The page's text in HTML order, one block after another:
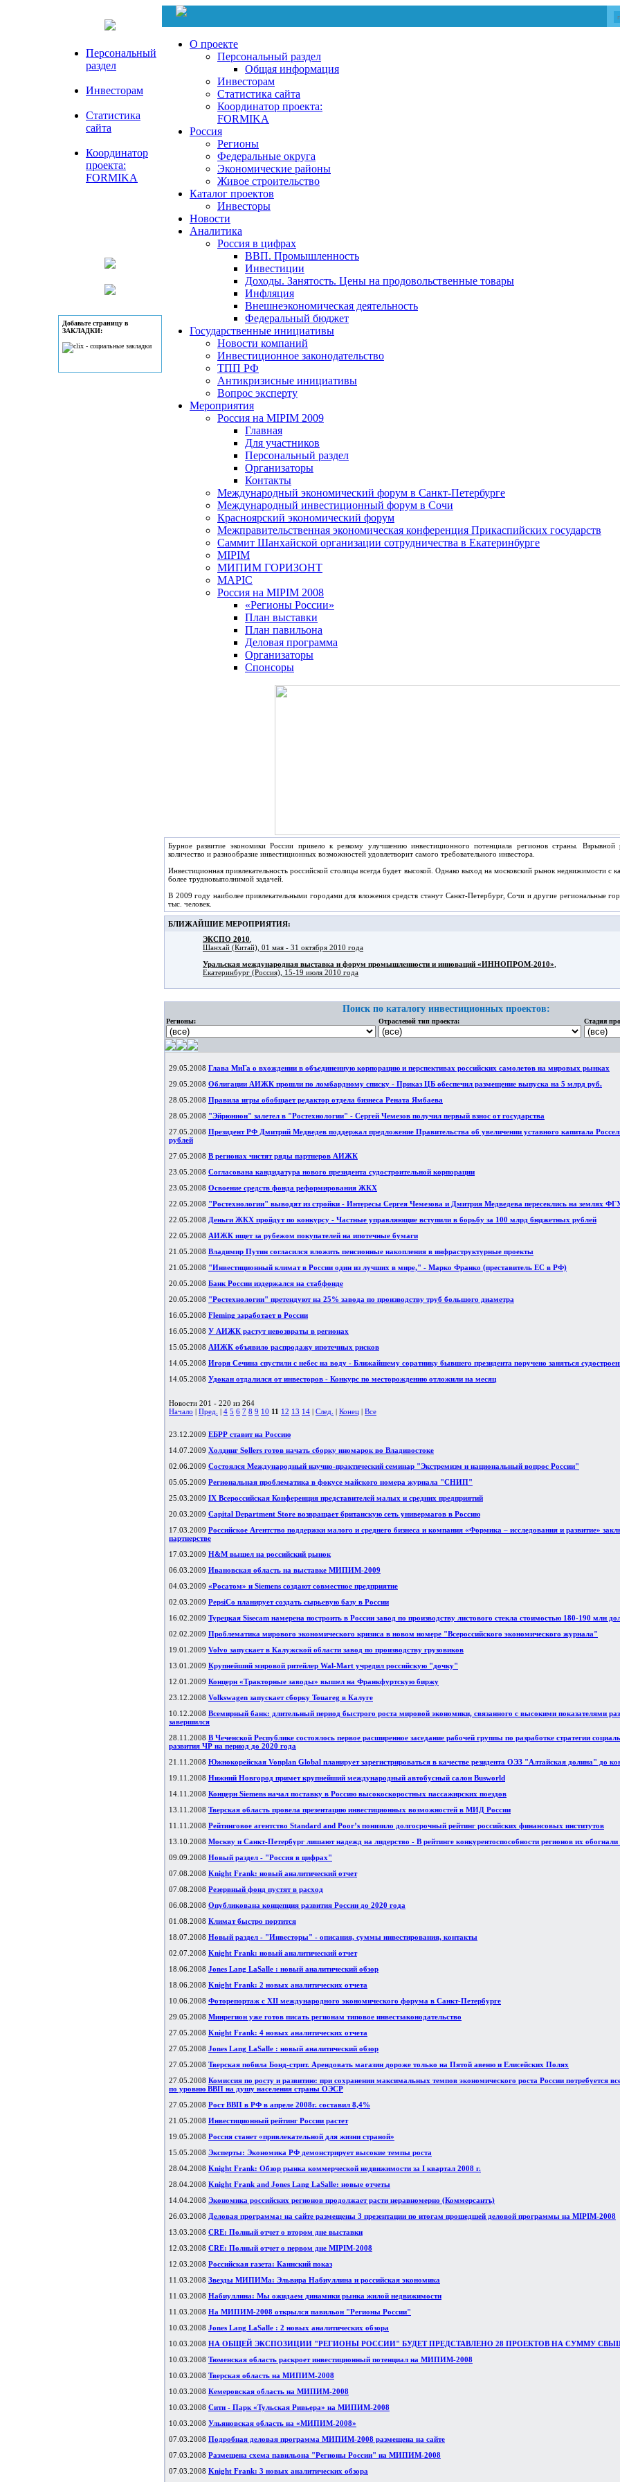
Персональный
раздел
Инвесторам
Статистика
сайта
Координатор
проекта:
FORMIKA
Добавьте страницу в
ЗАКЛАДКИ:
О проекте
Персональный раздел
Общая информация
Инвесторам
Статистика сайта
Координатор проекта:
FORMIKA
Россия
Регионы
Федеральные округа
Экономические районы
Живое строительство
Каталог проектов
Инвесторы
Новости
Аналитика
Россия в цифрах
ВВП. Промышленность
Инвестиции
Доходы. Занятость. Цены на продовольственные товары
Инфляция
Внешнеэкономическая деятельность
Федеральный бюджет
Государственные инициативы
Новости компаний
Инвестиционное законодательство
ТПП РФ
Антикризисные инициативы
Вопрос эксперту
Мероприятия
Россия на MIPIM 2009
Главная
Для участников
Персональный раздел
Организаторы
Контакты
Международный экономический форум в Санкт-Петербурге
Международный инвестиционный форум в Сочи
Красноярский экономический форум
Межправительственная экономическая конференция Прикаспийских государств
Саммит Шанхайской организации сотрудничества в Екатеринбурге
MIPIM
МИПИМ ГОРИЗОНТ
MAPIC
Россия на MIPIM 2008
«Регионы России»
План выставки
План павильона
Деловая программа
Организаторы
Спонсоры
Бурное развитие экономики России привело к резкому улучшению инвестиционного потенциала регионов страны. Взрывной
количество и разнообразие инвестиционных возможностей удовлетворит самого требовательного инвестора.
Инвестиционная привлекательность российской столицы всегда будет высокой. Однако выход на московский рынок недвижимости с
более трудновыполнимой задачей.
В 2009 году наиболее привлекательными городами для вложения средств станут Санкт-Петербург, Сочи и другие региональные
тыс. человек.
БЛИЖАЙШИЕ МЕРОПРИЯТИЯ:
ЭКСПО 2010
Шанхай (Китай), 01 мая - 31 октября 2010 года
Уральская международная выставка и форум промышленности и инноваций «ИННОПРОМ-2010»
Екатеринбург (Россия), 15-19 июля 2010 года
Поиск по каталогу инвестиционных проектов:
Регионы: Отраслевой тип проекта: Стадия
29.05.2008 Глава МиГа о вхождении в объединенную корпорацию и перспективах российских самолетов на мировых рынках
29.05.2008 Облигации АИЖК прошли по ломбардному списку - Приказ ЦБ обеспечил размещение выпуска на 5 млрд руб.
28.05.2008 Правила игры обобщает редактор отдела бизнеса Рената Ямбаева
28.05.2008 "Эйрюнион" залетел в "Ростехнологии" - Сергей Чемезов получил первый взнос от государства
27.05.2008 Президент РФ Дмитрий Медведев поддержал предложение Правительства об увеличении уставного капитала
рублей
27.05.2008 В регионах чистят ряды партнеров АИЖК
23.05.2008 Согласована кандидатура нового президента судостроительной корпорации
23.05.2008 Освоение средств фонда реформирования ЖКХ
22.05.2008 "Ростехнологии" выводят из стройки - Интересы Сергея Чемезова и Дмитрия Медведева пересеклись на землях
22.05.2008 Деньги ЖКХ пройдут по конкурсу - Частные управляющие вступили в борьбу за 100 млрд бюджетных рублей
22.05.2008 АИЖК ищет за рубежом покупателей на ипотечные бумаги
21.05.2008 Владимир Путин согласился вложить пенсионные накопления в инфраструктурные проекты
21.05.2008 "Инвестиционный климат в России один из лучших в мире," - Марко Франко (преставитель ЕС в РФ)
20.05.2008 Банк России издержался на стабфонде
20.05.2008 "Ростехнологии" претендуют на 25% завода по производству труб большого диаметра
16.05.2008 Fleming заработает в России
16.05.2008 У АИЖК растут невозвраты в регионах
15.05.2008 АИЖК объявило распродажу ипотечных рисков
14.05.2008 Игоря Сечина спустили с небес на воду - Ближайшему соратнику бывшего президента поручено заняться
14.05.2008 Удокан отдалился от инвесторов - Конкурс по месторождению отложили на месяц
Новости 201 - 220 из 264
Начало | Пред. | 4 5 6 7 8 9 10 11 12 13 14 | След. | Конец | Все
23.12.2009 ЕБРР ставит на Россию
14.07.2009 Холдинг Sollers готов начать сборку иномарок во Владивостоке
02.06.2009 Состоялся Международный научно-практический семинар "Экстремизм и национальный вопрос России"
05.05.2009 Региональная проблематика в фокусе майского номера журнала "СНИП"
25.03.2009 IX Всероссийская Конференция представителей малых и средних предприятий
20.03.2009 Capital Department Store возвращает британскую сеть универмагов в Россию
17.03.2009 Российское Агентство поддержки малого и среднего бизнеса и компания «Формика – исследования и развитие»
партнерстве
17.03.2009 H&M вышел на российский рынок
06.03.2009 Ивановская область на выставке МИПИМ-2009
04.03.2009 «Росатом» и Siemens создают совместное предприятие
02.03.2009 PepsiCo планирует создать сырьевую базу в России
16.02.2009 Турецкая Sisecam намерена построить в России завод по производству листового стекла стоимостью 180-190 млн
02.02.2009 Проблематика мирового экономического кризиса в новом номере "Всероссийского экономического журнала"
19.01.2009 Volvo запускает в Калужской области завод по производству грузовиков
13.01.2009 Крупнейший мировой ритейлер Wal-Mart учредил российскую "дочку"
12.01.2009 Концерн «Тракторные заводы» вышел на Франкфуртскую биржу
23.12.2008 Volkswagen запускает сборку Touareg в Калуге
10.12.2008 Всемирный банк: длительный период быстрого роста мировой экономики, связанного с высокими показателями
завершился
28.11.2008 В Чеченской Республике состоялось первое расширенное заседание рабочей группы по разработке стратегии
развития ЧР на период до 2020 года
21.11.2008 Южнокорейская Vonplan Global планирует зарегистрироваться в качестве резидента ОЭЗ "Алтайская долина" до
19.11.2008 Нижний Новгород примет крупнейший международный автобусный салон Busworld
14.11.2008 Концерн Siemens начал поставку в Россию высокоскоростных пассажирских поездов
13.11.2008 Тверская область провела презентацию инвестиционных возможностей в МИД России
11.11.2008 Рейтинговое агентство Standard and Poor’s понизило долгосрочный рейтинг российских финансовых институтов
13.10.2008 Москву и Санкт-Петербург лишают надежд на лидерство - В рейтинге конкурентоспособности регионов их
09.09.2008 Новый раздел - "Россия в цифрах"
07.08.2008 Knight Frank: новый аналитический отчет
07.08.2008 Резервный фонд пустят в расход
06.08.2008 Опубликована концепция развития России до 2020 года
01.08.2008 Климат быстро портится
18.07.2008 Новый раздел - "Инвесторы" - описания, суммы инвестирования, контакты
02.07.2008 Knight Frank: новый аналитический отчет
18.06.2008 Jones Lang LaSalle : новый аналитический обзор
18.06.2008 Knight Frank: 2 новых аналитических отчета
10.06.2008 Фоторепортаж с XII международного экономического форума в Санкт-Петербурге
29.05.2008 Минрегион уже готов писать регионам типовое инвестзаконодательство
27.05.2008 Knight Frank: 4 новых аналитических отчета
27.05.2008 Jones Lang LaSalle : новый аналитический обзор
27.05.2008 Тверская побила Бонд-стрит. Арендовать магазин дороже только на Пятой авеню и Елисейских Полях
27.05.2008 Комиссия по росту и развитию: при сохранении максимальных темпов экономического роста России потребуется
по уровню ВВП на душу населения страны ОЭСР
27.05.2008 Рост ВВП в РФ в апреле 2008г. составил 8,4%
21.05.2008 Инвестиционный рейтинг России растет
19.05.2008 Россия станет «привлекательной для жизни страной»
15.05.2008 Эксперты: Экономика РФ демонстрирует высокие темпы роста
28.04.2008 Knight Frank: Обзор рынка коммерческой недвижимости за I квартал 2008 г.
28.04.2008 Knight Frank and Jones Lang LaSalle: новые отчеты
14.04.2008 Экономика российских регионов продолжает расти неравномерно (Коммерсантъ)
26.03.2008 Деловая программа: на сайте размещены 3 презентации по итогам прошедшей деловой программы на MIPIM-2008
13.03.2008 CRE: Полный отчет о втором дне выставки
12.03.2008 CRE: Полный отчет о первом дне MIPIM-2008
12.03.2008 Российская газета: Каннский показ
11.03.2008 Звезды МИПИМа: Эльвира Набиуллина и российская экономика
11.03.2008 Набиуллина: Мы ожидаем динамики рынка жилой недвижимости
11.03.2008 На МИПИМ-2008 открылся павильон "Регионы России"
10.03.2008 Jones Lang LaSalle : 2 новых аналитических обзора
10.03.2008 НА ОБЩЕЙ ЭКСПОЗИЦИИ "РЕГИОНЫ РОССИИ" БУДЕТ ПРЕДСТАВЛЕНО 28 ПРОЕКТОВ НА СУММУ
10.03.2008 Тюменская область раскроет инвестиционный потенциал на МИПИМ-2008
10.03.2008 Тверская область на МИПИМ-2008
10.03.2008 Кемеровская область на МИПИМ-2008
10.03.2008 Сити - Парк «Тульская Ривьера» на МИПИМ-2008
10.03.2008 Ульяновская область на «МИПИМ-2008»
07.03.2008 Подробная деловая программа МИПИМ-2008 размещена на сайте
07.03.2008 Размещена схема павильона "Регионы России" на МИПИМ-2008
07.03.2008 Knight Frank: 3 новых аналитических обзора